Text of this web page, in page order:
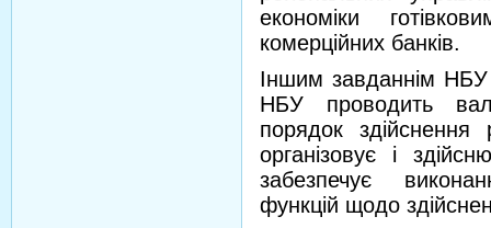
економіки
комерційних банків.
Іншим завданнім НБУ
НБУ проводить
порядок здійснення
організовує і
забезпечує
функцій щодо